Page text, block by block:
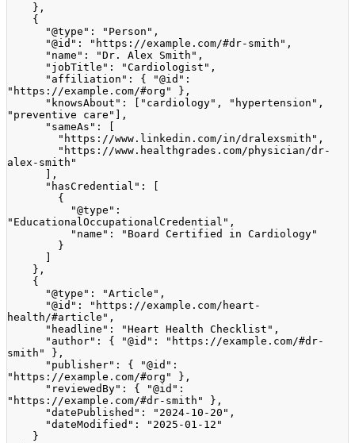
} ,
{
"@type" : "Person" ,
"@id" : "https://example.com/#dr-smith" ,
"name" : "Dr. Alex Smith" ,
"jobTitle" : "Cardiologist" ,
"affiliation" : { "@id" :
"https://example.com/#org"
} ,
"knowsAbout" : "cardiology" , "hypertension" ,
"preventive care"
,
"sameAs" :
"https://www.linkedin.com/in/dralexsmith" ,
"https://www.healthgrades.com/physician/dr-
alex-smith"
,
"hasCredential" :
{
"@type" :
"EducationalOccupationalCredential" ,
"name" :
"Board Certified in Cardiology"
}
} ,
{
"@type" : "Article" ,
"@id" :
"https://example.com/heart-
health/#article" ,
"headline" : "Heart Health Checklist" ,
"author" : { "@id" :
"https://example.com/#dr-
smith"
} ,
"publisher" : { "@id" :
"https://example.com/#org"
} ,
"reviewedBy" : { "@id" :
"https://example.com/#dr-smith"
} ,
"datePublished" : "2024-10-20" ,
"dateModified" :
"2025-01-12"
}